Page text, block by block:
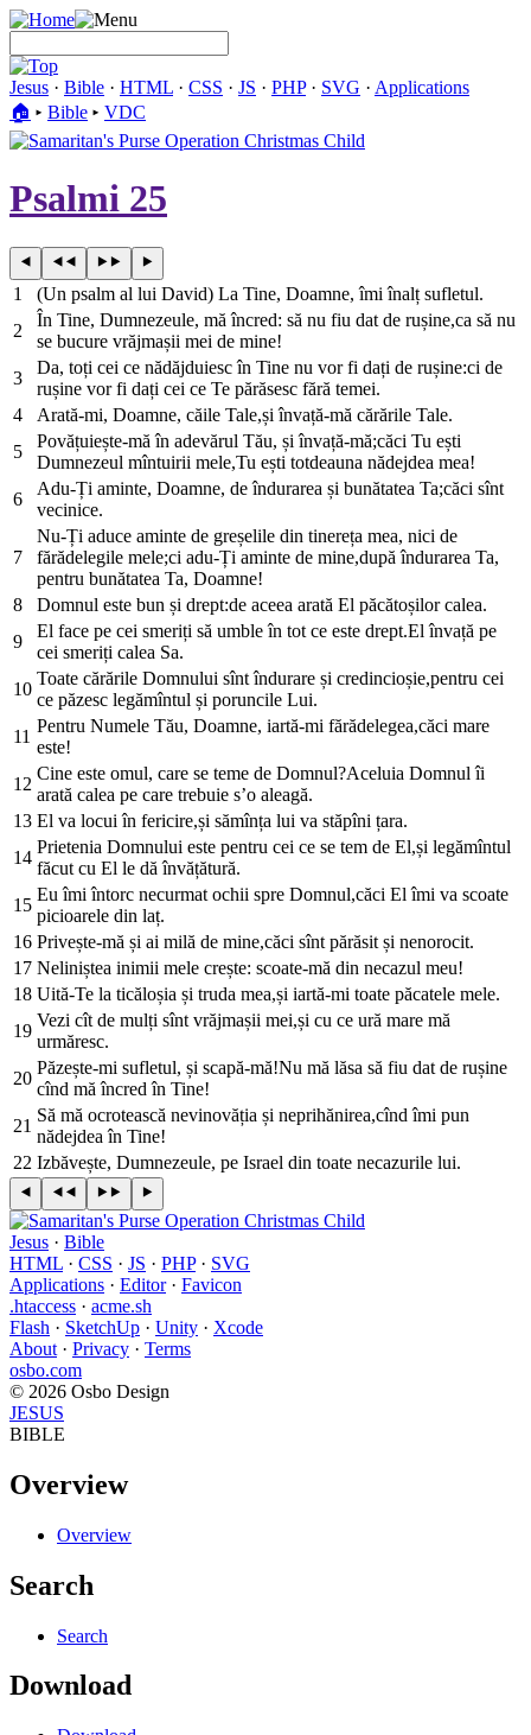
Jesus · Bible · HTML · CSS · JS · PHP· SVG · Applications
🏠︎ ▸ Bible ▸ VDC
Psalmi 25
1
(Un psalm al lui David) La Tine, Doamne, îmi înalț sufletul.
2
În Tine, Dumnezeule, mă încred: să nu fiu dat de rușine,ca să nu
se bucure vrăjmașii mei de mine!
3
Da, toți cei ce nădăjduiesc în Tine nu vor fi dați de rușine:ci de
rușine vor fi dați cei ce Te părăsesc fără temei.
4
Arată-mi, Doamne, căile Tale,și învață-mă cărările Tale.
5
Povățuiește-mă în adevărul Tău, și învață-mă;căci Tu ești
Dumnezeul mîntuirii mele,Tu ești totdeauna nădejdea mea!
6
Adu-Ți aminte, Doamne, de îndurarea și bunătatea Ta;căci sînt
vecinice.
7
Nu-Ți aduce aminte de greșelile din tinereța mea, nici de
fărădelegile mele;ci adu-Ți aminte de mine,după îndurarea Ta,
pentru bunătatea Ta, Doamne!
8
Domnul este bun și drept:de aceea arată El păcătoșilor calea.
9
El face pe cei smeriți să umble în tot ce este drept.El învață pe
cei smeriți calea Sa.
10
Toate cărările Domnului sînt îndurare și credincioșie,pentru cei
ce păzesc legămîntul și poruncile Lui.
11
Pentru Numele Tău, Doamne, iartă-mi fărădelegea,căci mare
este!
12
Cine este omul, care se teme de Domnul?Aceluia Domnul îi
arată calea pe care trebuie s’o aleagă.
13 El va locui în fericire,și sămînța lui va stăpîni țara.
14
Prietenia Domnului este pentru cei ce se tem de El,și legămîntul
făcut cu El le dă învățătură.
15
Eu îmi întorc necurmat ochii spre Domnul,căci El îmi va scoate
picioarele din laț.
16 Privește-mă și ai milă de mine,căci sînt părăsit și nenorocit.
17 Neliniștea inimii mele crește: scoate-mă din necazul meu!
18 Uită-Te la ticăloșia și truda mea,și iartă-mi toate păcatele mele.
19
Vezi cît de mulți sînt vrăjmașii mei,și cu ce ură mare mă
urmăresc.
20
Păzește-mi sufletul, și scapă-mă!Nu mă lăsa să fiu dat de rușine
cînd mă încred în Tine!
21
Să mă ocrotească nevinovăția și neprihănirea,cînd îmi pun
nădejdea în Tine!
22 Izbăvește, Dumnezeule, pe Israel din toate necazurile lui.
Jesus · Bible
HTML · CSS · JS · PHP· SVG
Applications · Editor· Favicon
.htaccess · acme.sh
Flash · SketchUp · Unity · Xcode
About · Privacy · Terms
osbo.com
© 2026 Osbo Design
JESUS
BIBLE
Overview
Overview
Search
Search
Download